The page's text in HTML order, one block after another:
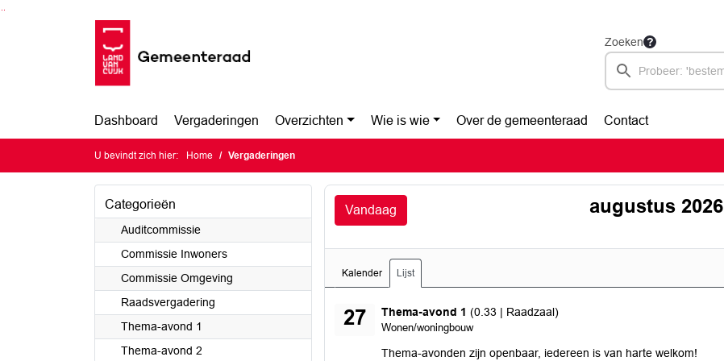
Ga naar de inhoud van deze pagina
Ga naar het zoeken
Ga naar het menu
Zoeken
Dashboard Vergaderingen Overzichten Wie is wie Over de gemeenteraad Contact
U bevindt zich hier: Home Vergaderingen
Categorieën
Auditcommissie
Commissie Inwoners
Commissie Omgeving
Raadsvergadering
Thema-avond 1
Thema-avond 2
Vandaag augustus 2026
Kalender Lijst
27 Thema-avond 1 (0.33 | Raadzaal)
Wonen/woningbouw
donderdag 27 augustus 2026
Thema-avonden zijn openbaar, iedereen is van harte welkom!